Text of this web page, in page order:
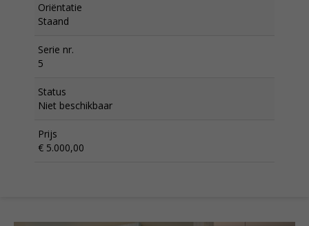
Oriëntatie
Staand
Serie nr.
5
Status
Niet beschikbaar
Prijs
€ 5.000,00